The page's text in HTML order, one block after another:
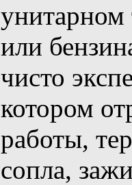
унитарном
или
чисто
котором
работы,
сопла,